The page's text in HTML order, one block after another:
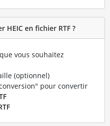
en fichier RTF ?
vous souhaitez
(optionnel)
pour convertir